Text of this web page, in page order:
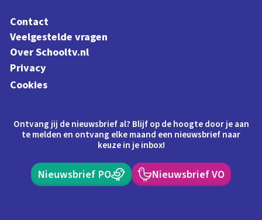
Contact
Veelgestelde vragen
Over Schooltv.nl
Privacy
Cookies
Ontvang jij de nieuwsbrief al? Blijf op de hoogte door je aan
te melden en ontvang elke maand een nieuwsbrief naar
keuze in je inbox!
Nieuwsbrief PO Nieuwsbrief VO